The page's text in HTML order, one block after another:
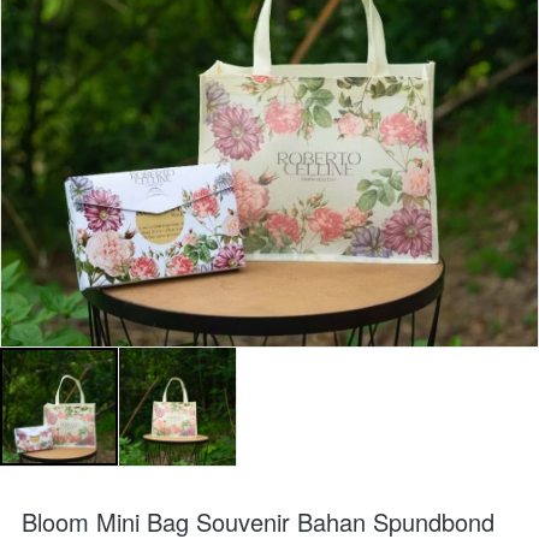
Bloom Mini Bag Souvenir Bahan Spundbond